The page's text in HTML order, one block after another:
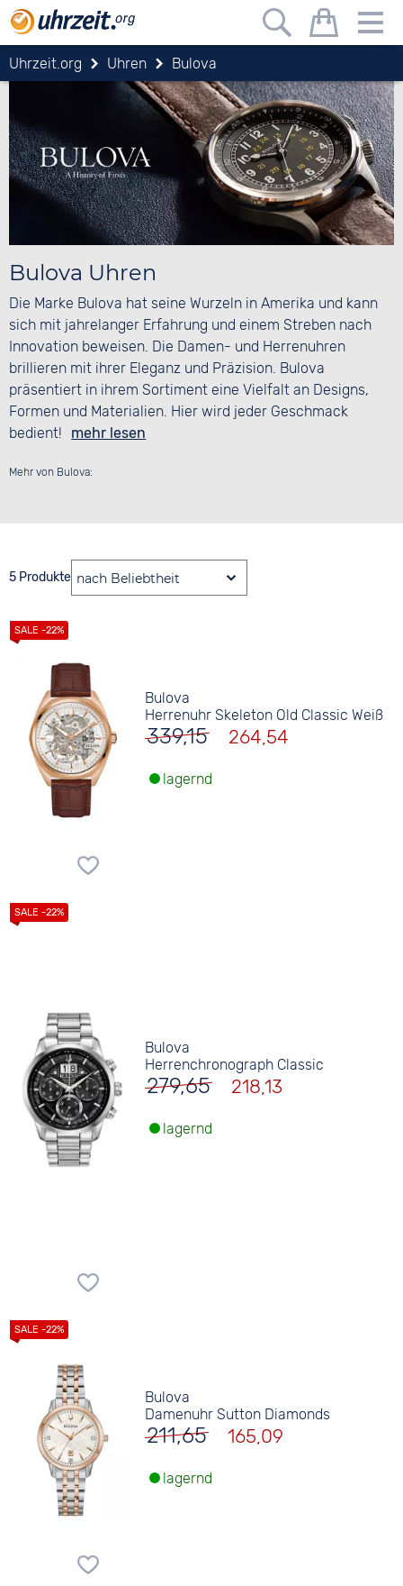
Uhrzeit.org Uhren Bulova
Bulova Uhren
Die Marke Bulova hat seine Wurzeln in Amerika und kann
sich mit jahrelanger Erfahrung und einem Streben nach
Innovation beweisen. Die Damen- und Herrenuhren
brillieren mit ihrer Eleganz und Präzision. Bulova
präsentiert in ihrem Sortiment eine Vielfalt an Designs,
Formen und Materialien. Hier wird jeder Geschmack
bedient!
mehr lesen
Mehr von Bulova:
5 Produkte
Bulova
Herrenuhr Skeleton Old Classic Weiß
339,15 264,54
lagernd
Bulova
Herrenchronograph Classic
279,65 218,13
lagernd
Bulova
Damenuhr Sutton Diamonds
211,65 165,09
lagernd